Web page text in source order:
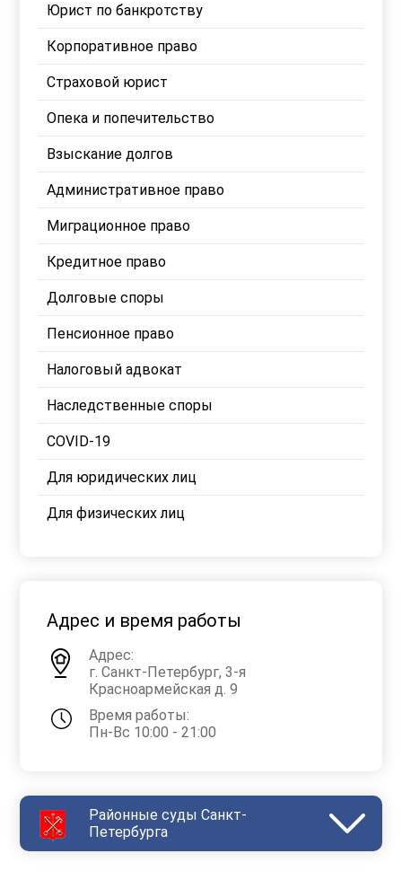
Юрист по банкротству
Корпоративное право
Страховой юрист
Опека и попечительство
Взыскание долгов
Административное право
Миграционное право
Кредитное право
Долговые споры
Пенсионное право
Налоговый адвокат
Наследственные споры
COVID-19
Для юридических лиц
Для физических лиц
Адрес и время работы
Адрес:
г. Санкт-Петербург, 3-я
Красноармейская д. 9
Время работы:
Пн-Вс 10:00 - 21:00
Районные суды Санкт-
Петербурга